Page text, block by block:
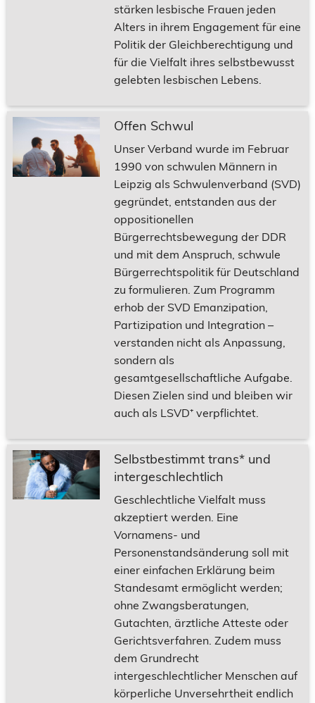
stärken lesbische Frauen jeden
Alters in ihrem Engagement für eine
Politik der Gleichberechtigung und
für die Vielfalt ihres selbstbewusst
gelebten lesbischen Lebens.
Offen Schwul
Unser Verband wurde im Februar
1990 von schwulen Männern in
Leipzig als Schwulenverband (SVD)
gegründet, entstanden aus der
oppositionellen
Bürgerrechtsbewegung der DDR
und mit dem Anspruch, schwule
Bürgerrechtspolitik für Deutschland
zu formulieren. Zum Programm
erhob der SVD Emanzipation,
Partizipation und Integration –
verstanden nicht als Anpassung,
sondern als
gesamtgesellschaftliche Aufgabe.
Diesen Zielen sind und bleiben wir
auch als LSVD⁺ verpflichtet.
Selbstbestimmt trans* und
intergeschlechtlich
Geschlechtliche Vielfalt muss
akzeptiert werden. Eine
Vornamens- und
Personenstandsänderung soll mit
einer einfachen Erklärung beim
Standesamt ermöglicht werden;
ohne Zwangsberatungen,
Gutachten, ärztliche Atteste oder
Gerichtsverfahren. Zudem muss
dem Grundrecht
intergeschlechtlicher Menschen auf
körperliche Unversehrtheit endlich